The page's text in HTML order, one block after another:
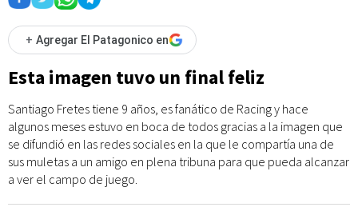
+ Agregar El Patagonico en
Esta imagen tuvo un final feliz
Santiago Fretes tiene 9 años, es fanático de Racing y hace
algunos meses estuvo en boca de todos gracias a la imagen que
se difundió en las redes sociales en la que le compartía una de
sus muletas a un amigo en plena tribuna para que pueda alcanzar
a ver el campo de juego.